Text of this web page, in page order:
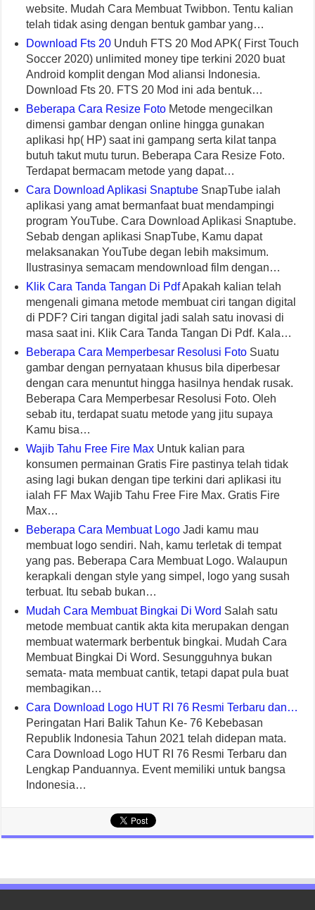
website. Mudah Cara Membuat Twibbon. Tentu kalian
telah tidak asing dengan bentuk gambar yang…
Download Fts 20 Unduh FTS 20 Mod APK( First Touch
Soccer 2020) unlimited money tipe terkini 2020 buat
Android komplit dengan Mod aliansi Indonesia.
Download Fts 20. FTS 20 Mod ini ada bentuk…
Beberapa Cara Resize Foto Metode mengecilkan
dimensi gambar dengan online hingga gunakan
aplikasi hp( HP) saat ini gampang serta kilat tanpa
butuh takut mutu turun. Beberapa Cara Resize Foto.
Terdapat bermacam metode yang dapat…
Cara Download Aplikasi Snaptube SnapTube ialah
aplikasi yang amat bermanfaat buat mendampingi
program YouTube. Cara Download Aplikasi Snaptube.
Sebab dengan aplikasi SnapTube, Kamu dapat
melaksanakan YouTube degan lebih maksimum.
Ilustrasinya semacam mendownload film dengan…
Klik Cara Tanda Tangan Di PdfApakah kalian telah
mengenali gimana metode membuat ciri tangan digital
di PDF? Ciri tangan digital jadi salah satu inovasi di
masa saat ini. Klik Cara Tanda Tangan Di Pdf. Kala…
Beberapa Cara Memperbesar Resolusi Foto Suatu
gambar dengan pernyataan khusus bila diperbesar
dengan cara menuntut hingga hasilnya hendak rusak.
Beberapa Cara Memperbesar Resolusi Foto. Oleh
sebab itu, terdapat suatu metode yang jitu supaya
Kamu bisa…
Wajib Tahu Free Fire Max Untuk kalian para
konsumen permainan Gratis Fire pastinya telah tidak
asing lagi bukan dengan tipe terkini dari aplikasi itu
ialah FF Max Wajib Tahu Free Fire Max. Gratis Fire
Max…
Beberapa Cara Membuat Logo Jadi kamu mau
membuat logo sendiri. Nah, kamu terletak di tempat
yang pas. Beberapa Cara Membuat Logo. Walaupun
kerapkali dengan style yang simpel, logo yang susah
terbuat. Itu sebab bukan…
Mudah Cara Membuat Bingkai Di Word Salah satu
metode membuat cantik akta kita merupakan dengan
membuat watermark berbentuk bingkai. Mudah Cara
Membuat Bingkai Di Word. Sesungguhnya bukan
semata- mata membuat cantik, tetapi dapat pula buat
membagikan…
Cara Download Logo HUT RI 76 Resmi Terbaru dan…
Peringatan Hari Balik Tahun Ke- 76 Kebebasan
Republik Indonesia Tahun 2021 telah didepan mata.
Cara Download Logo HUT RI 76 Resmi Terbaru dan
Lengkap Panduannya. Event memiliki untuk bangsa
Indonesia…